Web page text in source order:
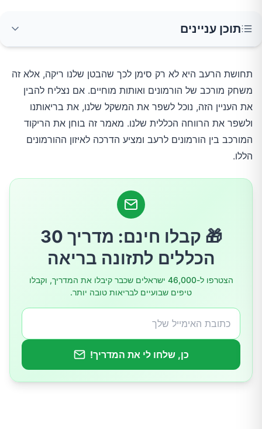
תוכן עניינים
ההורמונים השולטים על הרעב והשובע
ההשפעה של חוסר איזון בהורמוני הרעב והשובע
אסטרטגיות לאיזון ההורמונים והרעב
תחושת הרעב היא לא רק סימן לכך שהבטן שלנו ריקה, אלא זה
משחק מורכב של הורמונים ואותות מוחיים. אם נצליח להבין
את העניין הזה, נוכל לשפר את המשקל שלנו, את בריאותנו
ולשפר את הרווחה הכללית שלנו. מאמר זה בוחן את הריקוד
המורכב בין הורמונים לרעב ומציע הדרכה לאיזון ההורמונים
הללו.
🎁 קבלו חינם: מדריך 30
הכללים לתזונה בריאה
הצטרפו ל-46,000 ישראלים שכבר קיבלו את המדריך, וקבלו
טיפים שבועיים לבריאות טובה יותר.
כן, שלחו לי את המדריך!